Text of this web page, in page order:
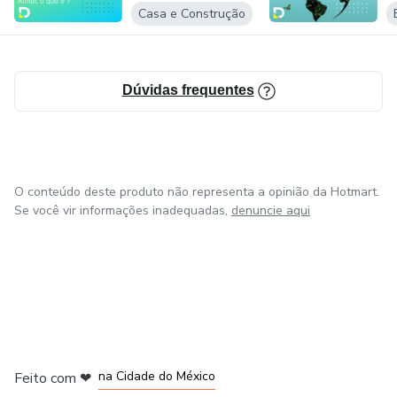
template pode servir como uma introdução estruturada ao
software, facilitando a curva de aprendizado.
Casa e Construção
Dúvidas frequentes
O conteúdo deste produto não representa a opinião da Hotmart.
Se você vir informações inadequadas, denuncie aqui
Feito com ❤ na Cidade do México